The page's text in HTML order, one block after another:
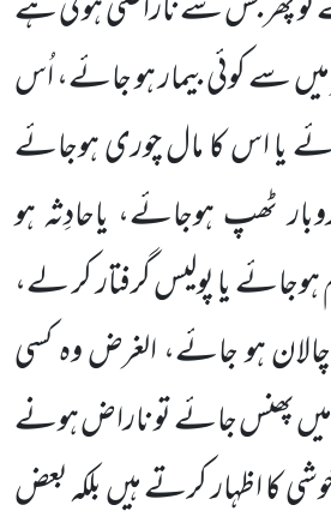
سے کوئی بیمار ہو جائے، اُس
یا اس کا مال چوری ہوجائے
ٹھپ ہوجائے، یاحادِثہ ہو
یا پولیس گرفتار کر لے،
چالان ہو جائے، الغرض وہ کسی
پھنس جائے تو ناراض ہونے
کا اظہار کرتے ہیں بلکہ بعض